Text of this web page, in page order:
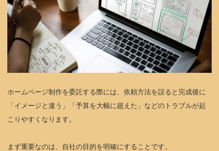
ホームページ制作を委託する際には、依頼方法を誤ると完成後に
「イメージと違う」「予算を大幅に超えた」などのトラブルが起
こりやすくなります。
まず重要なのは、自社の目的を明確にすることです。